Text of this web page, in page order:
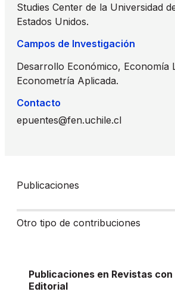
Studies Center de la Universidad
Estados Unidos.
Campos de Investigación
Desarrollo Económico, Economía
Econometría Aplicada.
Contacto
epuentes@fen.uchile.cl
Publicaciones
Otro tipo de contribuciones
Publicaciones en Revistas
Editorial